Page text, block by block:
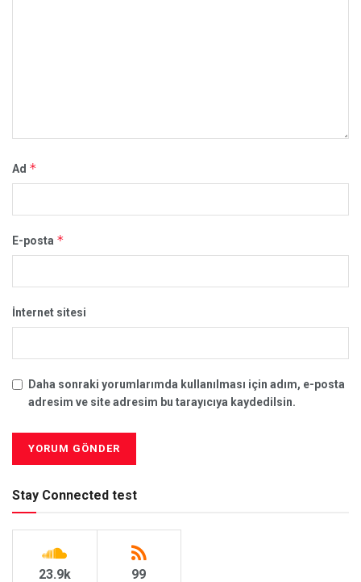
Ad *
E-posta *
İnternet sitesi
Daha sonraki yorumlarımda kullanılması için adım, e-posta
adresim ve site adresim bu tarayıcıya kaydedilsin.
Stay Connected test
23.9k 99